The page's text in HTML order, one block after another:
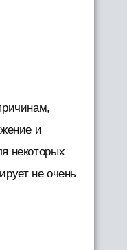
и
некоторых
не очень